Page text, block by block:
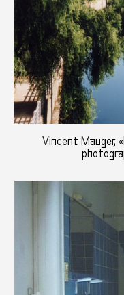
Vincent Mauger,